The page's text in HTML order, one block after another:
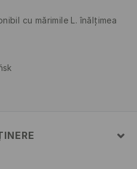
cu mărimile L. înălțimea